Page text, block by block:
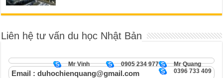
Liên hệ tư vấn du học Nhật Bản
Mr Quang
0905 234 977
Mr Vinh
0396 733 409
Email : duhochienquang@gmail.com